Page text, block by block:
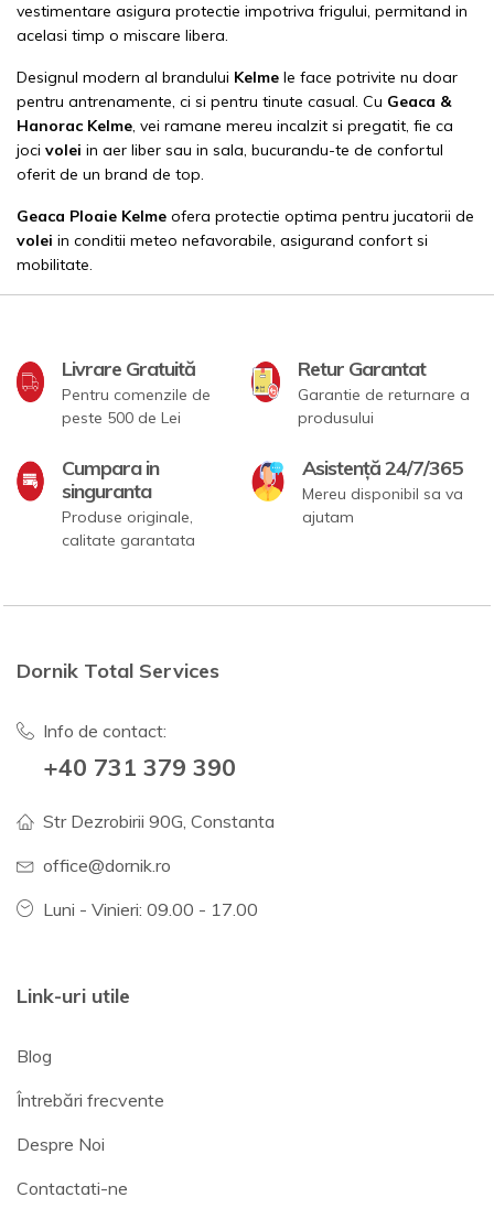
vestimentare asigura protectie impotriva frigului, permitand in
acelasi timp o miscare libera.
Designul modern al brandului Kelme le face potrivite nu doar
pentru antrenamente, ci si pentru tinute casual. Cu Geaca &
Hanorac Kelme, vei ramane mereu incalzit si pregatit, fie ca
joci volei in aer liber sau in sala, bucurandu-te de confortul
oferit de un brand de top.
Geaca Ploaie Kelme ofera protectie optima pentru jucatorii de
volei in conditii meteo nefavorabile, asigurand confort si
mobilitate.
Livrare Gratuită
Pentru comenzile de
peste 500 de Lei
Retur Garantat
Garantie de returnare a
produsului
Cumpara in
singuranta
Produse originale,
calitate garantata
Asistență 24/7/365
Mereu disponibil sa va
ajutam
Dornik Total Services
Info de contact:
+40 731 379 390
Str Dezrobirii 90G, Constanta
office@dornik.ro
Luni - Vinieri: 09.00 - 17.00
Link-uri utile
Blog
Întrebări frecvente
Despre Noi
Contactati-ne